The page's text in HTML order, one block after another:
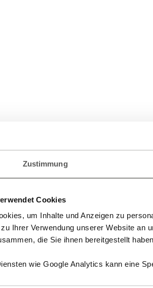
Zustimmung
Cookies
um Inhalte und Anzeigen zu
Ihrer Verwendung unserer Website an
die Sie ihnen bereitgestellt
wie Google Analytics kann eine